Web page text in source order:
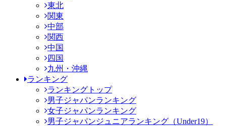
東北
関東
中部
関西
中国
四国
九州・沖縄
ランキング
ランキングトップ
男子ジャパンランキング
女子ジャパンランキング
男子ジャパンジュニアランキング（Under19）